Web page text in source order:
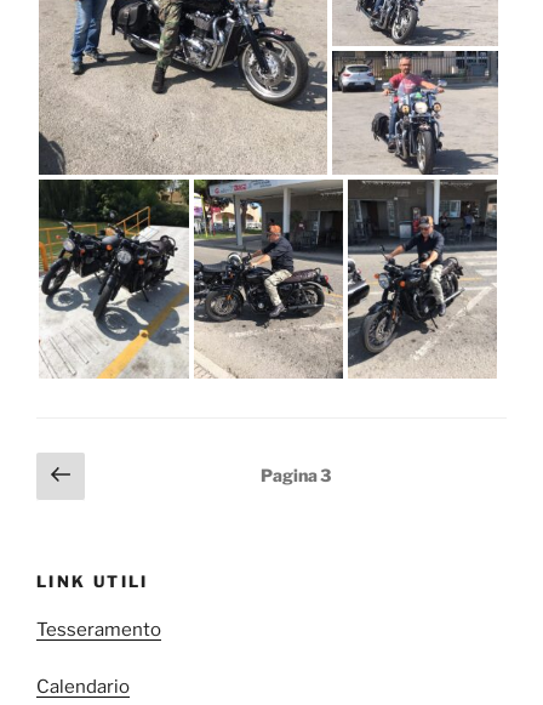
Paginazione
degli
Pagina
precedente
Pagina3
LINK UTILI
Tesseramento
Calendario